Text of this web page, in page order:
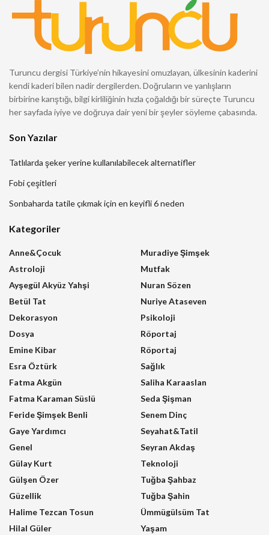
Turuncu dergisi Türkiye’nin hikayesini omuzlayan, ülkesinin kaderini
kendi kaderi bilen nadir dergilerden. Doğruların ve yanlışların
birbirine karıştığı, bilgi kirliliğinin hızla çoğaldığı bir süreçte Turuncu
her sayfada iyiye ve doğruya dair yeni bir şeyler söyleme çabasında.
Son Yazılar
Tatlılarda şeker yerine kullanılabilecek alternatifler
Fobi çeşitleri
Sonbaharda tatile çıkmak için en keyifli 6 neden
Kategoriler
Anne&Çocuk
Astroloji
Ayşegül Akyüz Yahşi
Betül Tat
Dekorasyon
Dosya
Emine Kibar
Esra Öztürk
Fatma Akgün
Fatma Karaman Süslü
Feride Şimşek Benli
Gaye Yardımcı
Genel
Gülay Kurt
Gülşen Özer
Güzellik
Halime Tezcan Tosun
Hilal Güler
Muradiye Şimşek
Mutfak
Nuran Sözen
Nuriye Ataseven
Psikoloji
Röportaj
Röportaj
Sağlık
Saliha Karaaslan
Seda Şişman
Senem Dinç
Seyahat&Tatil
Seyran Akdaş
Teknoloji
Tuğba Şahbaz
Tuğba Şahin
Ümmügülsüm Tat
Yaşam